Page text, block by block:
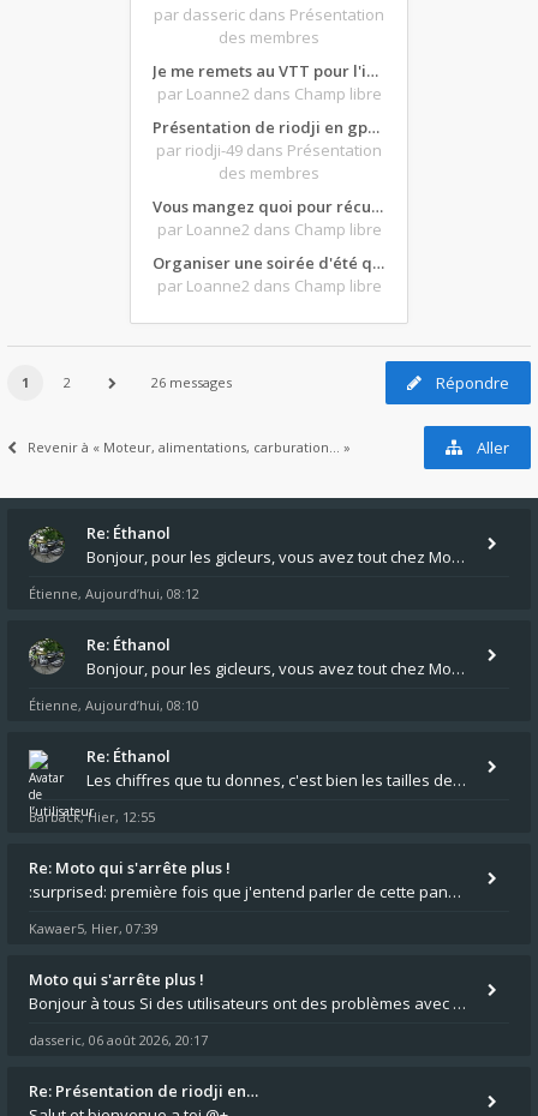
par dasseric dans Présentation
des membres
Je me remets au VTT pour l'intersaison, version électrique
par Loanne2 dans Champ libre
Présentation de riodji en gpz500
par riodji-49 dans Présentation
des membres
Vous mangez quoi pour récupérer après une grosse journée de moto ?
par Loanne2 dans Champ libre
Organiser une soirée d'été qui claque : vos bons plans matos ?
par Loanne2 dans Champ libre
1 2 26 messages Répondre
Revenir à « Moteur, alimentations, carburation... » Aller
Re: Éthanol
Bonjour, pour les gicleurs, vous avez tout chez Motokristen à Bar sur Aube. https://www.motokristen.fr/ On peut aussi
Étienne, Aujourd’hui, 08:12
Re: Éthanol
Bonjour, pour les gicleurs, vous avez tout chez Motokristen à Bar sur Aube. https://www.motokristen.fr/produits/4946-l
Étienne, Aujourd’hui, 08:10
Re: Éthanol
Les chiffres que tu donnes, c'est bien les tailles de gicleur ? Par contre tes "-2 tours" à quoi correspondent t'ils ?
Barback,Hier, 12:55
Re: Moto qui s'arrête plus !
:surprised: première fois que j'entend parler de cette panne ,ta moto aurait été maraboutée? :pretre:
Kawaer5, Hier, 07:39
Moto qui s'arrête plus !
Bonjour à tous Si des utilisateurs ont des problèmes avec leur moto qui démarre plus, la mienne ne coupe plus :?: - Je
dasseric, 06 août 2026, 20:17
Re: Présentation de riodji en…